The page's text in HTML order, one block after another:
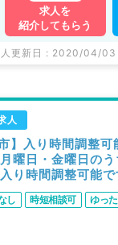
求人を
紹介してもらう
更新日 : 2020/04/03
人
】入り時間調整
曜日・金曜日のう
り時間調整可能で
し 時短相談可
ゆっ